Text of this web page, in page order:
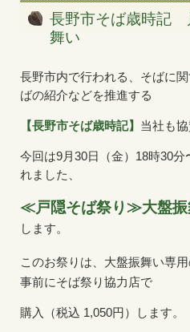
長野市そば歳時記
舞い
長野市内で行われる、そばに
ばの紹介などを推進する
【長野市そば歳時記】 当社も協
今回は9月30日（金）18時30分
れました、
≪戸隠そば祭り≫大盤振
します。
このお祭りは、大盤振舞い専
事前にそば祭り協力店で
購入（税込 1,050円）します。